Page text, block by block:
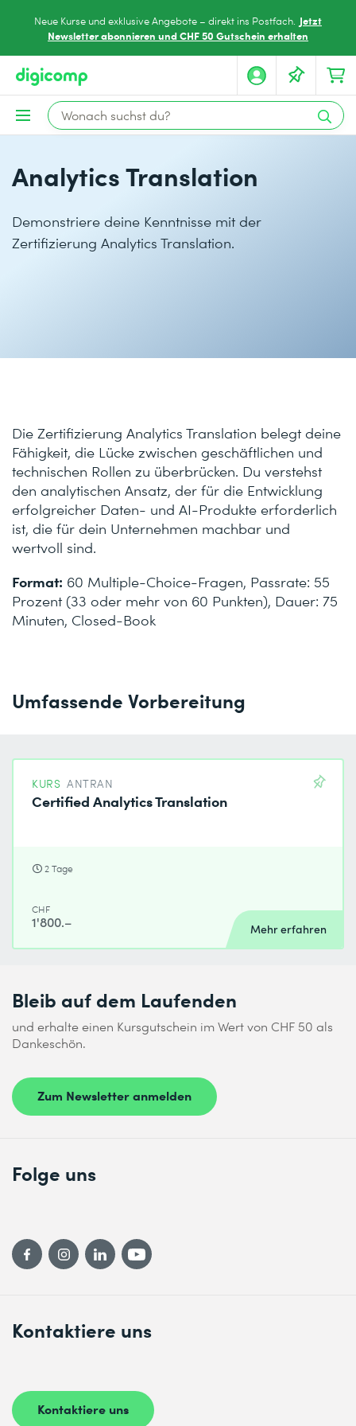
Neue Kurse und exklusive Angebote – direkt ins Postfach. Jetzt
Newsletter abonnieren und CHF 50 Gutschein erhalten
Analytics Translation
Demonstriere deine Kenntnisse mit der
Zertifizierung Analytics Translation.
Die Zertifizierung Analytics Translation belegt deine
Fähigkeit, die Lücke zwischen geschäftlichen und
technischen Rollen zu überbrücken. Du verstehst
den analytischen Ansatz, der für die Entwicklung
erfolgreicher Daten- und AI-Produkte erforderlich
ist, die für dein Unternehmen machbar und
wertvoll sind.
Format: 60 Multiple-Choice-Fragen, Passrate: 55
Prozent (33 oder mehr von 60 Punkten), Dauer: 75
Minuten, Closed-Book
Umfassende Vorbereitung
KURS ANTRAN
Certified Analytics Translation
2 Tage
CHF
1'800.– Mehr erfahren
Bleib auf dem Laufenden
und erhalte einen Kursgutschein im Wert von CHF 50 als
Dankeschön.
Zum Newsletter anmelden
Kontaktiere uns
Kontaktiere uns
Folge uns